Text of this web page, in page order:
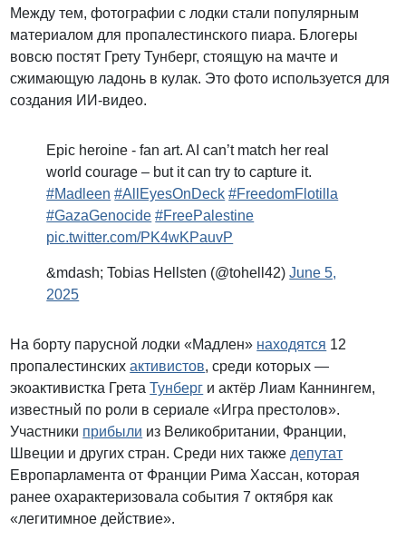
Между тем, фотографии с лодки стали популярным
материалом для пропалестинского пиара. Блогеры
вовсю постят Грету Тунберг, стоящую на мачте и
сжимающую ладонь в кулак. Это фото используется для
создания ИИ-видео.
Epic heroine - fan art. AI can’t match her real
world courage – but it can try to capture it.
#Madleen #AllEyesOnDeck #FreedomFlotilla
#GazaGenocide #FreePalestine
pic.twitter.com/PK4wKPauvP
&mdash; Tobias Hellsten (@tohell42)June 5,
2025
На борту парусной лодки «Мадлен» находятся 12
пропалестинскихактивистов, среди которых —
экоактивистка ГретаТунберг и актёр Лиам Каннингем,
известный по роли в сериале «Игра престолов».
Участники прибыли из Великобритании, Франции,
Швеции и других стран. Среди них также депутат
Европарламента от Франции Рима Хассан, которая
ранее охарактеризовала события 7 октября как
«легитимное действие».